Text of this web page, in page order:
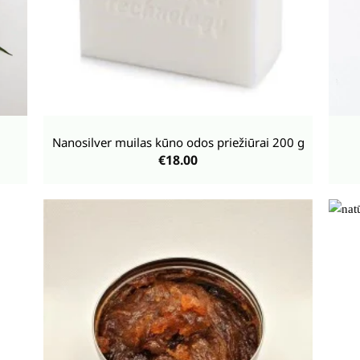
Nanosilver muilas kūno odos priežiūrai 200 g
€18.00